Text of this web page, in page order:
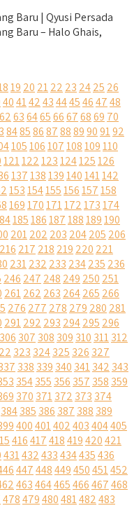
Baru | Qyusi Persada
Baru – Halo Ghais,
19 20 2122 23 2425 26
404142434445464748
6263646566676869 70
848586878889909192
105106107108109110
121122123124125126
137138139140141142
153154155156157158
169170171172173174
185186187188189190
201202 203 204205 206
216 217 218 219 220 221
231232 233 234235 236
246 247 248 249 250 251
261262 263 264265 266
276 277 278 279 280 281
291292 293 294295 296
306 307 308 309 310 311312
323 324325 326 327
338 339 340 341342 343
354355 356 357 358 359
370 371372 373 374
384385 386 387 388 389
400401402403404405
416417418419420421
431432433434435436
447448449450451452
463464465466467468
478479480481482483